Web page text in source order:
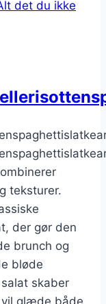
teksturer.
der gør den
brunch og
bløde
skaber